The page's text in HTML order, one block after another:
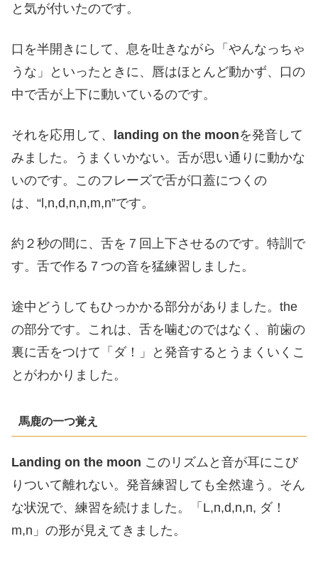
と気が付いたのです。
口を半開きにして、息を吐きながら「やんなっちゃ
うな」といったときに、唇はほとんど動かず、口の
中で舌が上下に動いているのです。
それを応用して、 landing on the moonを発音して
みました。うまくいかない。舌が思い通りに動かな
いのです。このフレーズで舌が口蓋につくの
は、“l,n,d,n,n,m,n”です。
約２秒の間に、舌を７回上下させるのです。特訓で
す。舌で作る７つの音を猛練習しました。
途中どうしてもひっかかる部分がありました。the
の部分です。これは、舌を噛むのではなく、前歯の
裏に舌をつけて「ダ！」と発音するとうまくいくこ
とがわかりました。
馬鹿の一つ覚え
Landing on the moon このリズムと音が耳にこび
りついて離れない。発音練習しても全然違う。そん
な状況で、練習を続けました。「L,n,d,n,n, ダ！
m,n」の形が見えてきました。